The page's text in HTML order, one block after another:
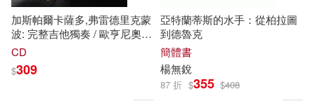
加斯帕爾卡薩多,弗雷德里克蒙
波: 完整吉他獨奏 / 歐亨尼奧德
拉奇亞拉 (吉他)(Gaspar
Complete Solo Guitar Works /
CD
$309
亞特蘭蒂斯的水手：從柏拉圖
到德魯克
簡體書
楊無銳
87 折 $355 $408